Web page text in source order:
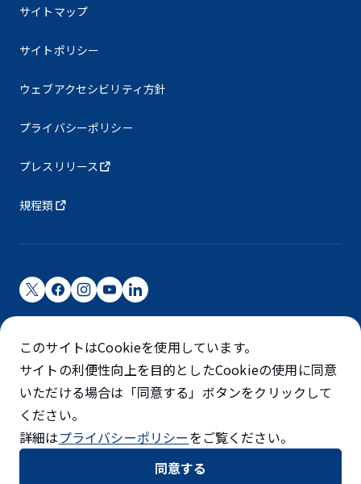
サイトマップ
サイトポリシー
ウェブアクセシビリティ方針
プライバシーポリシー
プレスリリース
規程類
成田国際空港株式会社
成田国際空港は成田国際空港㈱（NAA）が運営しています
©NARITA INTERNATIONAL AIRPORT CORPORATION
SKYTRAX
5スターエアポート
このサイトはCookieを使用しています。
サイトの利便性向上を目的としたCookieの使用に同意
いただける場合は「同意する」ボタンをクリックして
ください。
詳細はプライバシーポリシーをご覧ください。
同意する